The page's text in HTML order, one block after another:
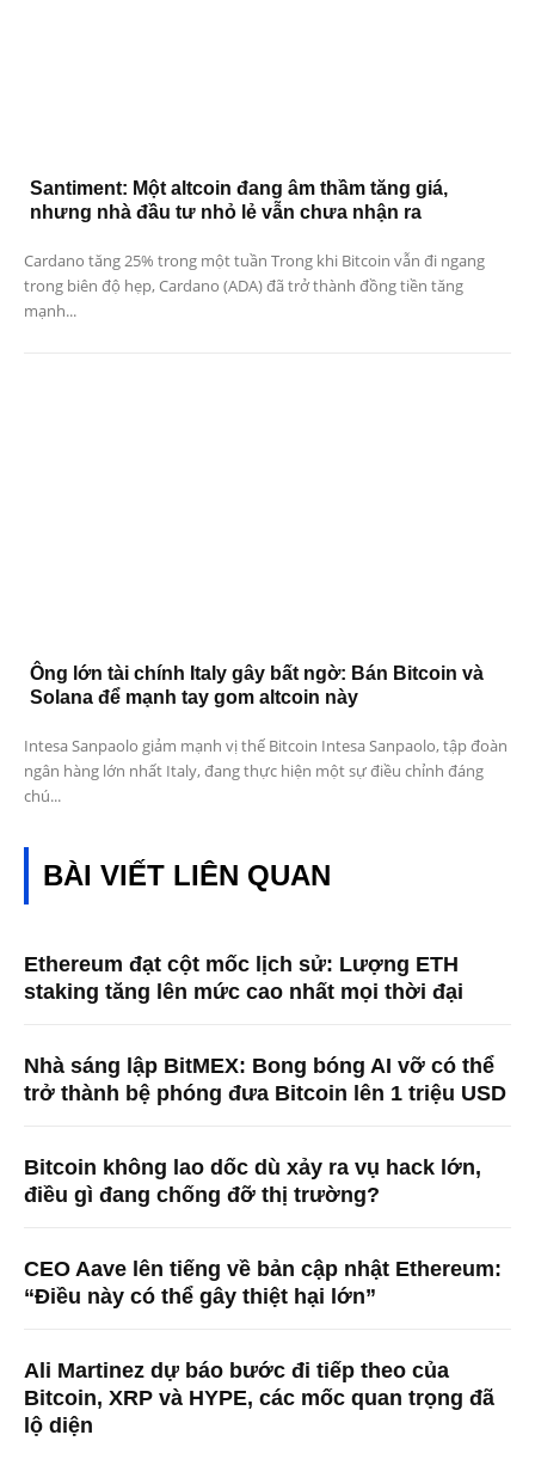
Santiment: Một altcoin đang âm thầm tăng giá,
nhưng nhà đầu tư nhỏ lẻ vẫn chưa nhận ra
Cardano tăng 25% trong một tuần Trong khi Bitcoin vẫn đi ngang
trong biên độ hẹp, Cardano (ADA) đã trở thành đồng tiền tăng
mạnh...
Ông lớn tài chính Italy gây bất ngờ: Bán Bitcoin và
Solana để mạnh tay gom altcoin này
Intesa Sanpaolo giảm mạnh vị thế Bitcoin Intesa Sanpaolo, tập đoàn
ngân hàng lớn nhất Italy, đang thực hiện một sự điều chỉnh đáng
chú...
BÀI VIẾT LIÊN QUAN
Ethereum đạt cột mốc lịch sử: Lượng ETH
staking tăng lên mức cao nhất mọi thời đại
Nhà sáng lập BitMEX: Bong bóng AI vỡ có thể
trở thành bệ phóng đưa Bitcoin lên 1 triệu USD
Bitcoin không lao dốc dù xảy ra vụ hack lớn,
điều gì đang chống đỡ thị trường?
CEO Aave lên tiếng về bản cập nhật Ethereum:
“Điều này có thể gây thiệt hại lớn”
Ali Martinez dự báo bước đi tiếp theo của
Bitcoin, XRP và HYPE, các mốc quan trọng đã
lộ diện